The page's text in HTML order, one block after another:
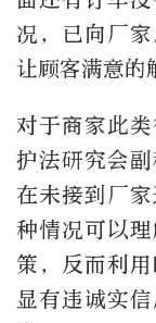
况，已向厂
让顾客满意的
对于商家此
护法研究会
在未接到厂
种情况可以
策，反而利
显有违诚实